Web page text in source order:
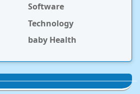
Software
Technology
baby Health